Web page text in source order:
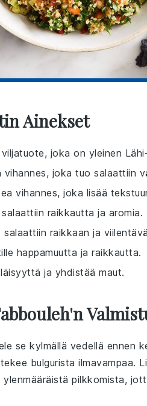
Ainekset
joka on yleinen
vihannes, joka tuo salaattiin
vihannes, joka lisää
raikkautta ja aromia.
raikkaan ja
happamuutta ja raikkautta.
ja yhdistää maut.
se kylmällä vedellä ennen
bulgurista ilmavampaa.
pilkkomista,